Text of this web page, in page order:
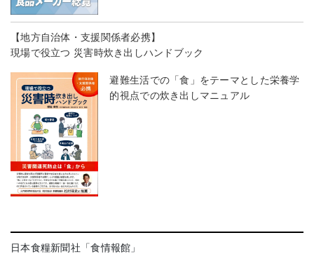
【地方自治体・支援関係者必携】
現場で役立つ 災害時炊き出しハンドブック
避難生活での「食」をテーマとした栄養学
的視点での炊き出しマニュアル
日本食糧新聞社「食情報館」